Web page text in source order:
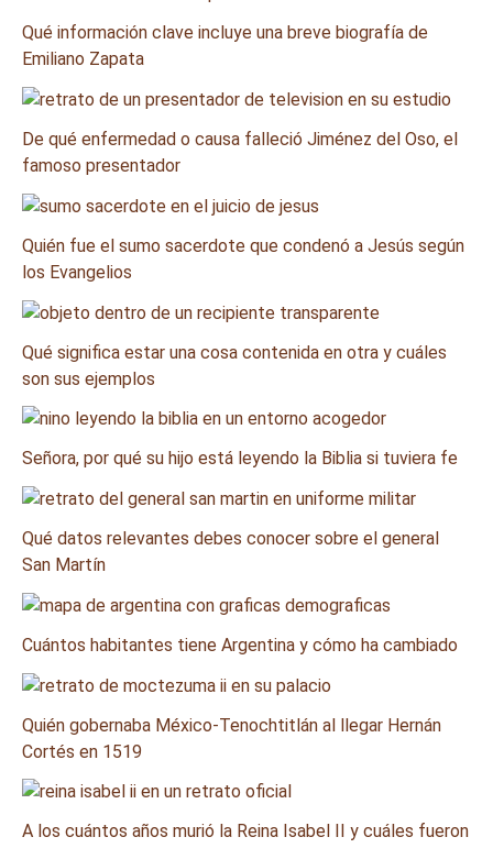
Qué información clave incluye una breve biografía de
Emiliano Zapata
De qué enfermedad o causa falleció Jiménez del Oso, el
famoso presentador
Quién fue el sumo sacerdote que condenó a Jesús según
los Evangelios
Qué significa estar una cosa contenida en otra y cuáles
son sus ejemplos
Señora, por qué su hijo está leyendo la Biblia si tuviera fe
Qué datos relevantes debes conocer sobre el general
San Martín
Cuántos habitantes tiene Argentina y cómo ha cambiado
Quién gobernaba México-Tenochtitlán al llegar Hernán
Cortés en 1519
A los cuántos años murió la Reina Isabel II y cuáles fueron